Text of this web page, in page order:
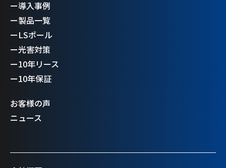
ー導入事例
ー製品一覧
ーLSポール
ー光害対策
ー10年リース
ー10年保証
お客様の声
ニュース